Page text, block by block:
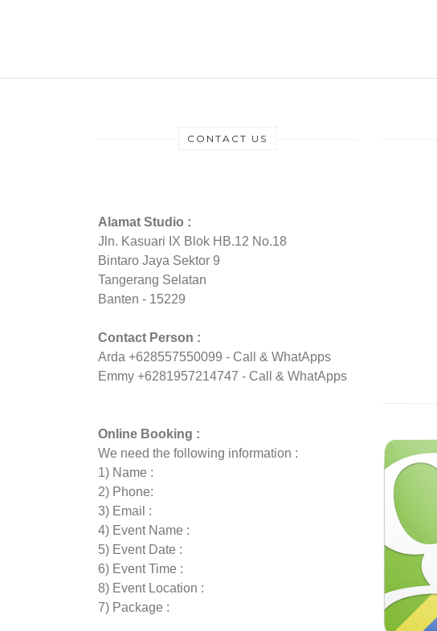
CONTACT US
Alamat Studio :
Jln. Kasuari IX Blok HB.12 No.18
Bintaro Jaya Sektor 9
Tangerang Selatan
Banten - 15229
Contact Person :
Arda +628557550099 - Call & WhatApps
Emmy +6281957214747 - Call & WhatApps
Online Booking :
We need the following information :
1) Name :
2) Phone:
3) Email :
4) Event Name :
5) Event Date :
6) Event Time :
8) Event Location :
7) Package :